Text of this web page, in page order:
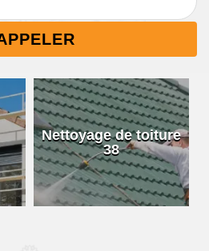
Nettoyage de toiture
38